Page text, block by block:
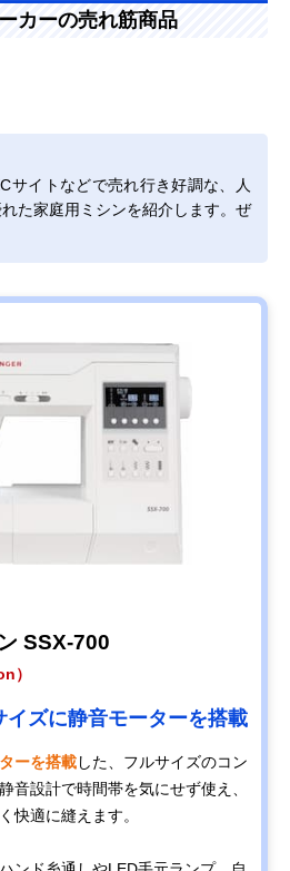
カーの売れ筋商品
サイトなどで売れ行き好調な、人
た家庭用ミシンを紹介します。ぜ
SSX-700
）
ズに静音モーターを搭載
ーを搭載した、フルサイズのコン
音設計で時間帯を気にせず使え、
快適に縫えます。